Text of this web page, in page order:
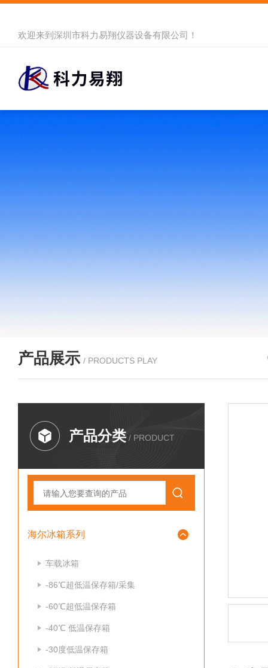
欢迎来到 深圳市科力易翔仪器设备有限公司 ！
产品展示 / PRODUCTS PLAY
产品分类 / PRODUCT
海尔冰箱系列
车载冰箱
-86℃超低温保存箱/采集
-60℃超低温保存箱
-40℃ 低温保存箱
-30度低温保存箱